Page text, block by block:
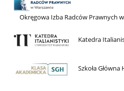
Okręgowa Izba Radców Prawnych
Katedra
Szkoła